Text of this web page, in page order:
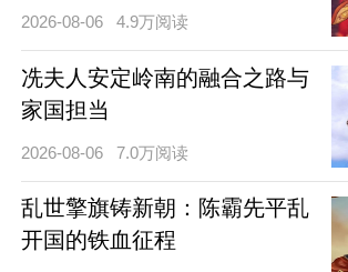
2026-08-06 4.9万阅读
冼夫人安定岭南的融合之路与
家国担当
2026-08-06 7.0万阅读
乱世擎旗铸新朝：陈霸先平乱
开国的铁血征程